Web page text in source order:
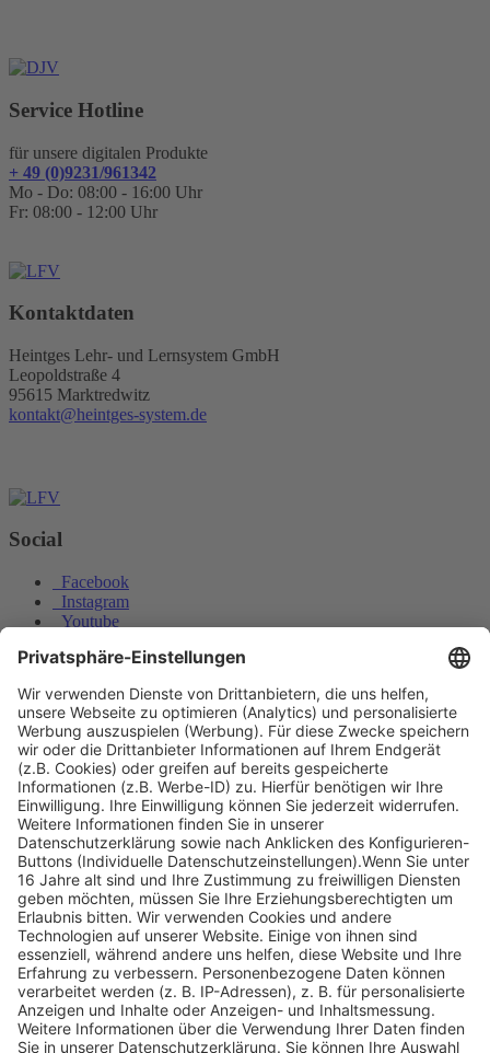
Service Hotline
für unsere digitalen Produkte
+ 49 (0)9231/961342
Mo - Do: 08:00 - 16:00 Uhr
Fr: 08:00 - 12:00 Uhr
Kontaktdaten
Heintges Lehr- und Lernsystem GmbH
Leopoldstraße 4
95615 Marktredwitz
kontakt@heintges-system.de
Social
Facebook
Instagram
Youtube
© Copyright - Heintges Lehr- und Lernsystem GmbH
Impressum
Informationspflichten
Datenschutz
Widerrufsbelehrung
Welche Aussagen stimmen in Bezug auf einen Perückenbock?
Wie hoch muss ein Kulturzaun im Flachland mindestens sein, um als
rehwilddicht...
Nach oben scrollen
Find Your Way!
Categories
E-Learning News (3)
Heintges News(3)